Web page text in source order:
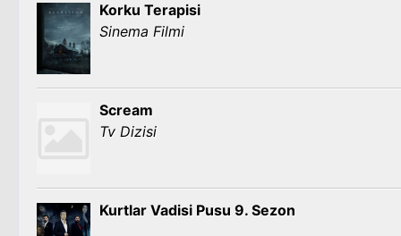
Korku Terapisi
Sinema Filmi
Scream
Tv Dizisi
Kurtlar Vadisi Pusu 9. Sezon